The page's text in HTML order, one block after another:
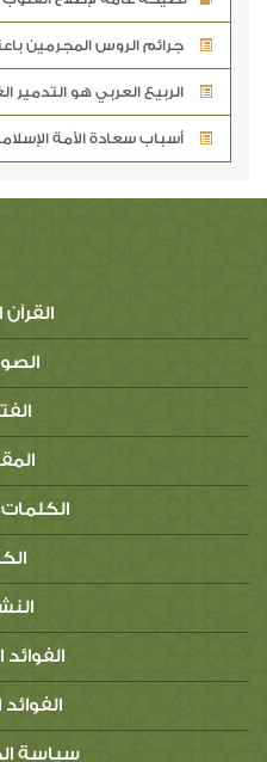
جرائم الروس المجرمين
الربيع العربي هو التدمير
أسباب سعادة الأمة
سياسة